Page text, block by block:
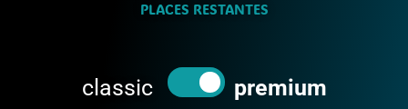
PLACES RESTANTES
classic premium